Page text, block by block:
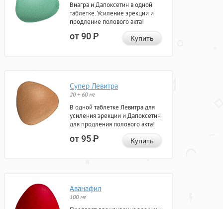
Виагра и Дапоксетин в одной
таблетке. Усиление эрекции и
продление полового акта!
от 90Р Купить
Супер Левитра
20 + 60 мг
В одной таблетке Левитра для
усиления эрекции и Дапоксетин
для продления полового акта!
от 95Р Купить
Аванафил
100 мг